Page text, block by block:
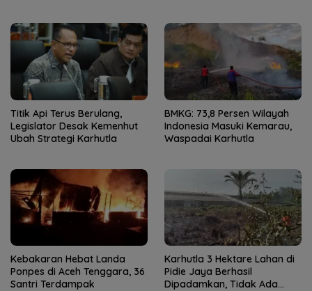
Titik Api Terus Berulang,
Legislator Desak Kemenhut
Ubah Strategi Karhutla
BMKG: 73,8 Persen Wilayah
Indonesia Masuki Kemarau,
Waspadai Karhutla
Kebakaran Hebat Landa
Ponpes di Aceh Tenggara, 36
Santri Terdampak
Karhutla 3 Hektare Lahan di
Pidie Jaya Berhasil
Dipadamkan, Tidak Ada